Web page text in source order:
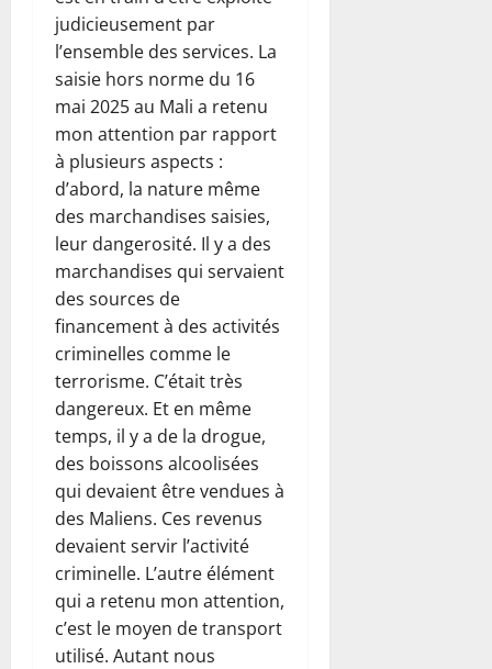
judicieusement par
l’ensemble des services. La
saisie hors norme du 16
mai 2025 au Mali a retenu
mon attention par rapport
à plusieurs aspects :
d’abord, la nature même
des marchandises saisies,
leur dangerosité. Il y a des
marchandises qui servaient
des sources de
financement à des activités
criminelles comme le
terrorisme. C’était très
dangereux. Et en même
temps, il y a de la drogue,
des boissons alcoolisées
qui devaient être vendues à
des Maliens. Ces revenus
devaient servir l’activité
criminelle. L’autre élément
qui a retenu mon attention,
c’est le moyen de transport
utilisé. Autant nous